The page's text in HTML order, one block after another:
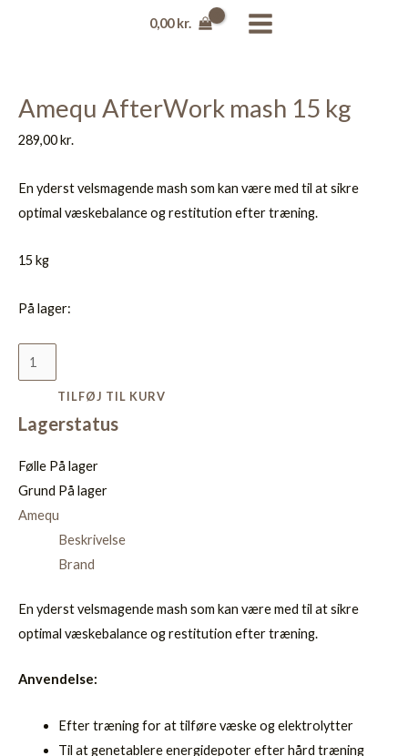
0,00kr.
MAIN
Amequ AfterWork mash 15 kg
289,00kr.
En yderst velsmagende mash som kan være med til at sikre
optimal væskebalance og restitution efter træning.
15 kg
På lager:
kg
antal
TILFØJ TIL KURV
Lagerstatus
Følle På lager
Grund På lager
Amequ
Beskrivelse
Brand
En yderst velsmagende mash som kan være med til at sikre
optimal væskebalance og restitution efter træning.
Anvendelse:
Efter træning for at tilføre væske og elektrolytter
Til at genetablere energidepoter efter hård træning